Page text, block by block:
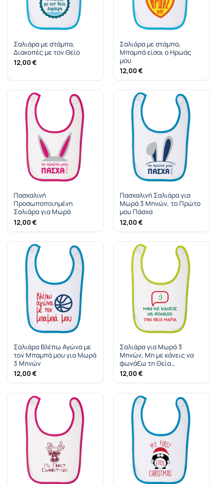
Σαλιάρα με στάμπα,
Διακοπές με τον Θείο
12,00 €
Σαλιάρα με στάμπα,
Μπαμπά είσαι ο Ηρωάς
μου
12,00 €
Πασχαλινή
Προσωποποιημένη
Σαλιάρα για Mωρά
12,00 €
Πασχαλινή Σαλιάρα για
Mωρά 3 Μηνών, το Πρώτο
μου Πάσχα
12,00 €
Σαλιάρα Βλέπω Αγώνα με
τον Μπαμπά μου για Mωρά
3 Μηνών
12,00 €
Σαλιάρα για Mωρά 3
Μηνών, Μη με κάνεις να
φωνάξω τη Θεία…
12,00 €